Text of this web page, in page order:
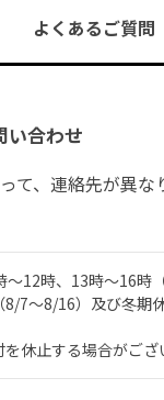
よくあるご質問
合わせ
て、連絡先が異な
12時、13時～16時（
7～8/16）及び冬期
休止する場合がござ